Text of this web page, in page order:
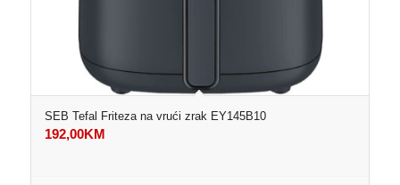
SEB Tefal Friteza na vrući zrak EY145B10
192,00KM